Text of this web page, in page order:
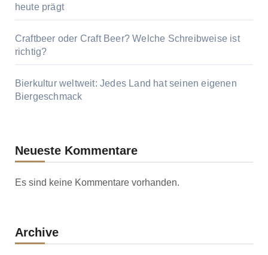
heute prägt
Craftbeer oder Craft Beer? Welche Schreibweise ist
richtig?
Bierkultur weltweit: Jedes Land hat seinen eigenen
Biergeschmack
Neueste Kommentare
Es sind keine Kommentare vorhanden.
Archive